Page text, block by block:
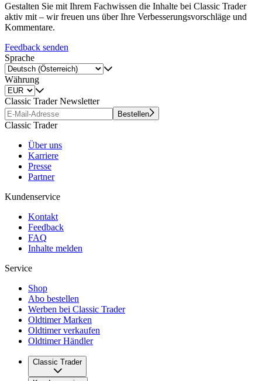
Gestalten Sie mit Ihrem Fachwissen die Inhalte bei Classic Trader
aktiv mit – wir freuen uns über Ihre Verbesserungsvorschläge und
Kommentare.
Feedback senden
Sprache
Währung
Classic Trader Newsletter
Bestellen
Classic Trader
Über uns
Karriere
Presse
Partner
Kundenservice
Kontakt
Feedback
FAQ
Inhalte melden
Service
Shop
Abo bestellen
Werben bei Classic Trader
Oldtimer Marken
Oldtimer verkaufen
Oldtimer Händler
Classic Trader